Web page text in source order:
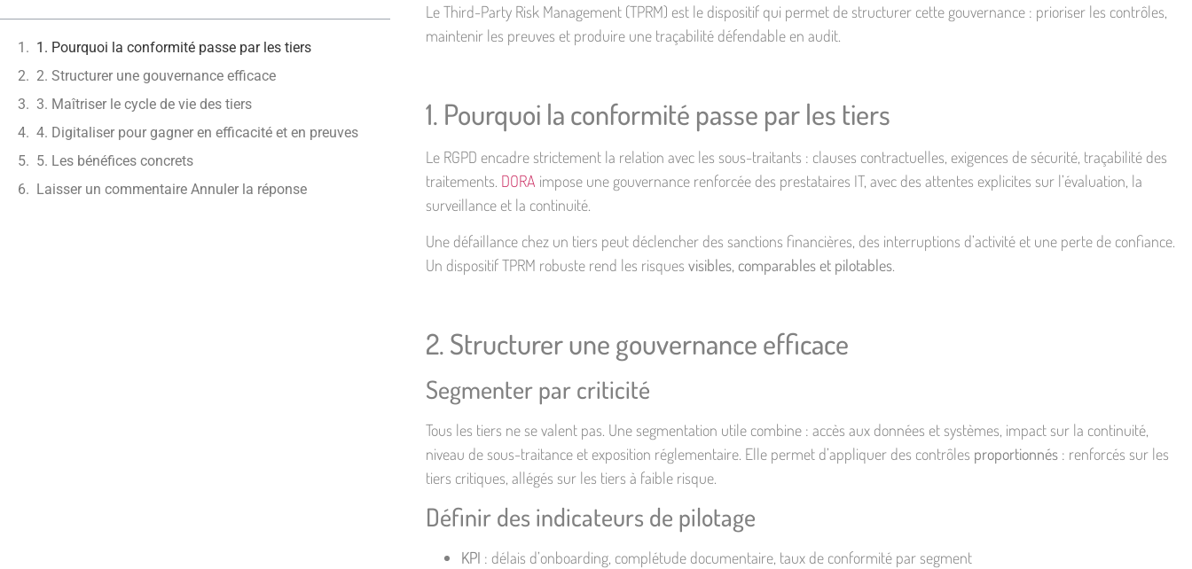
1. Pourquoi la conformité passe par les tiers
2. Structurer une gouvernance efficace
3. Maîtriser le cycle de vie des tiers
4. Digitaliser pour gagner en efficacité et en preuves
5. Les bénéfices concrets
Laisser un commentaire Annuler la réponse
Le Third-Party Risk Management (TPRM) est le dispositif qui permet de structurer cette gouvernance : prioriser les contrôles,
maintenir les preuves et produire une traçabilité défendable en audit.
1. Pourquoi la conformité passe par les tiers
Le RGPD encadre strictement la relation avec les sous-traitants : clauses contractuelles, exigences de sécurité, traçabilité des
traitements. DORA impose une gouvernance renforcée des prestataires IT, avec des attentes explicites sur l’évaluation, la
surveillance et la continuité.
Une défaillance chez un tiers peut déclencher des sanctions financières, des interruptions d’activité et une perte de confiance.
Un dispositif TPRM robuste rend les risquesvisibles, comparables et pilotables.
2. Structurer une gouvernance efficace
Segmenter par criticité
Tous les tiers ne se valent pas. Une segmentation utile combine : accès aux données et systèmes, impact sur la continuité,
niveau de sous-traitance et exposition réglementaire. Elle permet d’appliquer des contrôles proportionnés : renforcés sur les
tiers critiques, allégés sur les tiers à faible risque.
Définir des indicateurs de pilotage
KPI : délais d’onboarding, complétude documentaire, taux de conformité par segment